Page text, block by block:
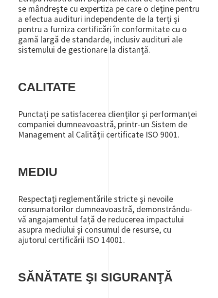
se mândrește cu expertiza pe care o deține pentru
a efectua audituri independente de la terți și
pentru a furniza certificări în conformitate cu o
gamă largă de standarde, inclusiv audituri ale
sistemului de gestionare la distanță.
CALITATE
Punctați pe satisfacerea clienţilor şi performanţei
companiei dumneavoastră, printr-un Sistem de
Management al Calităţii certificate ISO 9001.
MEDIU
Respectați reglementările stricte şi nevoile
consumatorilor dumneavoastră, demonstrându-
vă angajamentul față de reducerea impactului
asupra mediului și consumul de resurse, cu
ajutorul certificării ISO 14001.
SĂNĂTATE ŞI SIGURANŢĂ